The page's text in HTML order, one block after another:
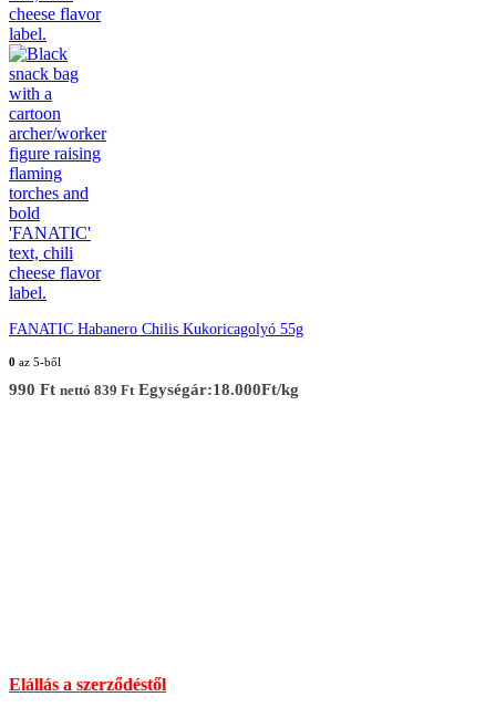
FANATIC Habanero Chilis Kukoricagolyó 55g
0 az 5-ből
990 Ft nettó 839 Ft Egységár:18.000Ft/kg
Elállás a szerződéstől